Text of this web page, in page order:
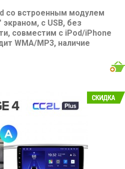
со встроенным модулем
экраном, с USB, без
совместим с iPod/iPhone
WMA/MP3, наличие
камеры заднего вида,
UN 2006-2012
есть